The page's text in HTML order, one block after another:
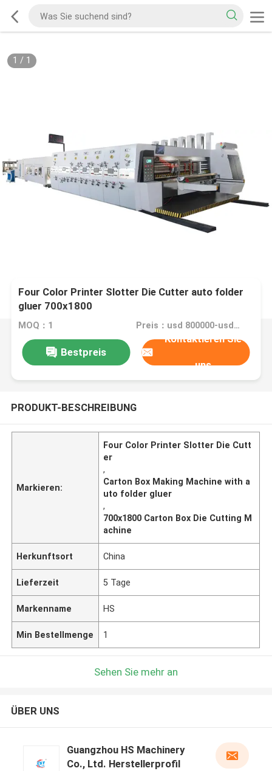
1 / 1
Four Color Printer Slotter Die Cutter auto folder
gluer 700x1800
MOQ：1 Preis：usd 800000-usd1500000
Bestpreis
Kontaktieren Sie
uns
PRODUKT-BESCHREIBUNG
Markieren:
Four Color Printer Slotter Die Cutt
er
,
Carton Box Making Machine with a
uto folder gluer
,
700x1800 Carton Box Die Cutting M
achine
Herkunftsort China
Lieferzeit 5 Tage
Markenname HS
Min Bestellmenge 1
Sehen Sie mehr an
ÜBER UNS
Guangzhou HS Machinery
Co., Ltd. Herstellerprofil